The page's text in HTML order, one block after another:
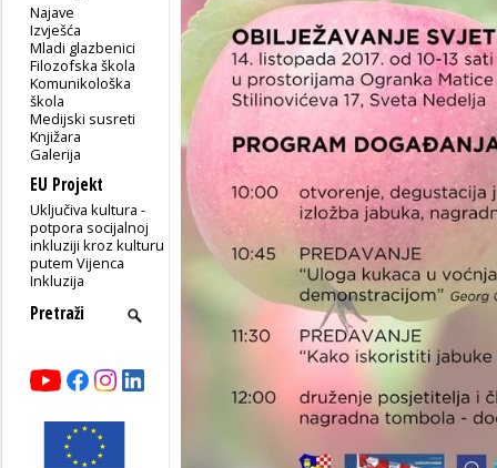
Najave
Izvješća
Mladi glazbenici
Filozofska škola
Komunikološka
škola
Medijski susreti
Knjižara
Galerija
EU Projekt
Uključiva kultura -
potpora socijalnoj
inkluziji kroz kulturu
putem Vijenca
Inkluzija